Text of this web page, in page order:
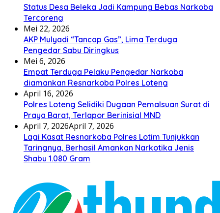
Status Desa Beleka Jadi ‎Kampung Bebas Narkoba
Tercoreng
Mei 22, 2026
AKP Mulyadi “Tancap Gas”, Lima Terduga
Pengedar Sabu Diringkus
Mei 6, 2026
Empat Terduga Pelaku Pengedar Narkoba
diamankan Resnarkoba Polres Loteng
April 16, 2026
Polres Loteng Selidiki Dugaan Pemalsuan Surat di
Praya Barat, Terlapor Berinisial MND
April 7, 2026April 7, 2026
Lagi Kasat Resnarkoba Polres Lotim Tunjukkan
Taringnya, Berhasil Amankan Narkotika Jenis
Shabu 1.080 Gram